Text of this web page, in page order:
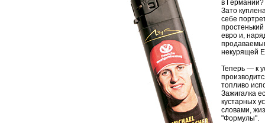
в
Зато
себе
евро и,
некурящей
Теперь — к
топливо
Зажигалка
кустарных
словами,
"Формулы".